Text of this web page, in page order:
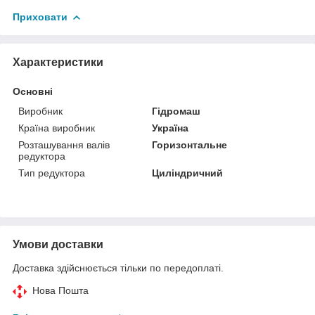
Приховати
Характеристики
Основні
Виробник
Гідромаш
Країна виробник
Україна
Розташування валів
редуктора
Горизонтальне
Тип редуктора Циліндричний
Умови доставки
Доставка здійснюється тільки по передоплаті.
Нова Пошта